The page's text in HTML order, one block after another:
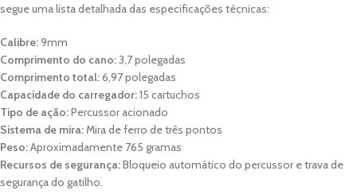
segue uma lista detalhada das especificações técnicas:
Calibre:9mm
Comprimento do cano:3,7 polegadas
Comprimento total:6,97 polegadas
Capacidade do carregador:15 cartuchos
Tipo de ação:Percussor acionado
Sistema de mira:Mira de ferro de três pontos
Peso:Aproximadamente 765 gramas
Recursos de segurança:Bloqueio automático do percussor e trava de
segurança do gatilho.